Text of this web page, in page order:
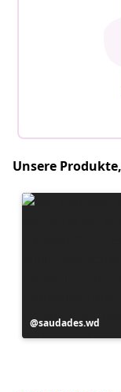
Unsere
Beitrag
veröffentlicht
saudades.wd